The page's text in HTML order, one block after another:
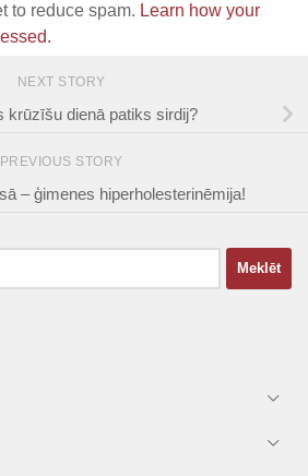
to reduce spam. Learn how your
NEXT STORY
krūzīšu dienā patiks sirdij?
PREVIOUS STORY
– ģimenes hiperholesterinēmija!